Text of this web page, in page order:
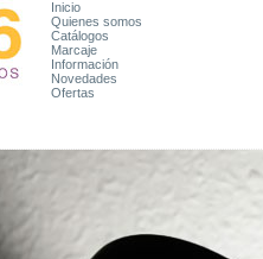
Inicio
Quienes somos
Catálogos
Marcaje
Información
Novedades
Ofertas